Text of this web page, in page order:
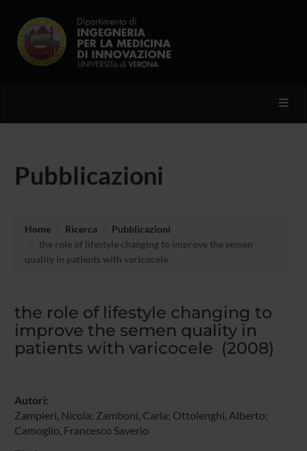
Pubblicazioni
Home Ricerca
Pubblicazioni
the role of lifestyle changing to improve the semen
quality in patients with varicocele
the role of lifestyle changing to
improve the semen quality in
patients with varicocele (2008)
Autori:
Zampieri, Nicola; Zamboni, Carla; Ottolenghi, Alberto;
Camoglio, Francesco Saverio